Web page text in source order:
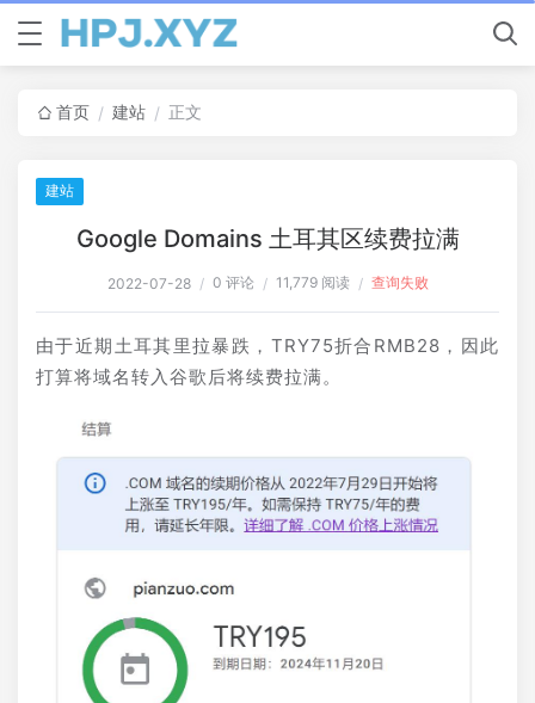
首页 / 建站 / 正文
建站
Google Domains 土耳其区续费拉满
2022-07-28 / 0 评论 / 11,779 阅读 / 查询失败
由于近期土耳其里拉暴跌，TRY75折合RMB28，因此
打算将域名转入谷歌后将续费拉满。